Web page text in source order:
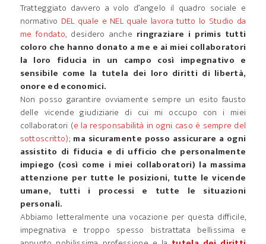
Tratteggiato davvero a volo d’angelo il quadro sociale e
normativo DEL quale e NEL quale lavora tutto lo Studio da
me fondato, desidero anche ringraziare i primis tutti
coloro che hanno donato a me e ai miei collaboratori
la loro fiducia in un campo così impegnativo e
sensibile come la tutela dei loro diritti di libertà,
onore ed economici.
Non posso garantire ovviamente sempre un esito fausto
delle vicende giudiziarie di cui mi occupo con i miei
collaboratori (e la responsabilità in ogni caso è sempre del
sottoscritto); ma sicuramente posso assicurare a ogni
assistito di fiducia e di ufficio che personalmente
impiego (così come i miei collaboratori) la massima
attenzione per tutte le posizioni, tutte le vicende
umane, tutti i processi e tutte le situazioni
personali.
Abbiamo letteralmente una vocazione per questa difficile,
impegnativa e troppo spesso bistrattata bellissima e